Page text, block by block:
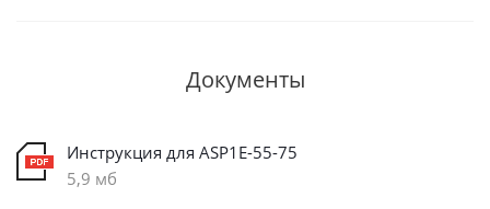
Документы
Инструкция для ASP1E-55-75
5,9 мб